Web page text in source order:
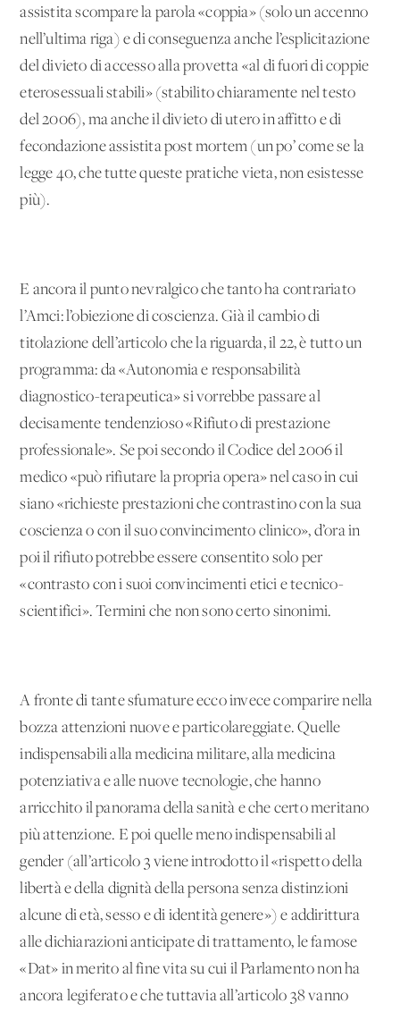
assistita scompare la parola «coppia» (solo un accenno
nell’ultima riga) e di conseguenza anche l’esplicitazione
del divieto di accesso alla provetta «al di fuori di coppie
eterosessuali stabili» (stabilito chiaramente nel testo
del 2006), ma anche il divieto di utero in affitto e di
fecondazione assistita post mortem (un po’ come se la
legge 40, che tutte queste pratiche vieta, non esistesse
più).
E ancora il punto nevralgico che tanto ha contrariato
l’Amci: l’obiezione di coscienza. Già il cambio di
titolazione dell’articolo che la riguarda, il 22, è tutto un
programma: da «Autonomia e responsabilità
diagnostico-terapeutica» si vorrebbe passare al
decisamente tendenzioso «Rifiuto di prestazione
professionale». Se poi secondo il Codice del 2006 il
medico «può rifiutare la propria opera» nel caso in cui
siano «richieste prestazioni che contrastino con la sua
coscienza o con il suo convincimento clinico», d’ora in
poi il rifiuto potrebbe essere consentito solo per
«contrasto con i suoi convincimenti etici e tecnico-
scientifici». Termini che non sono certo sinonimi.
A fronte di tante sfumature ecco invece comparire nella
bozza attenzioni nuove e particolareggiate. Quelle
indispensabili alla medicina militare, alla medicina
potenziativa e alle nuove tecnologie, che hanno
arricchito il panorama della sanità e che certo meritano
più attenzione. E poi quelle meno indispensabili al
gender (all’articolo 3 viene introdotto il «rispetto della
libertà e della dignità della persona senza distinzioni
alcune di età, sesso e di identità genere») e addirittura
alle dichiarazioni anticipate di trattamento, le famose
«Dat» in merito al fine vita su cui il Parlamento non ha
ancora legiferato e che tuttavia all’articolo 38 vanno